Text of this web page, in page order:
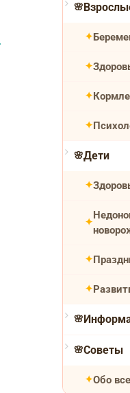
Дети
Советы
Обо